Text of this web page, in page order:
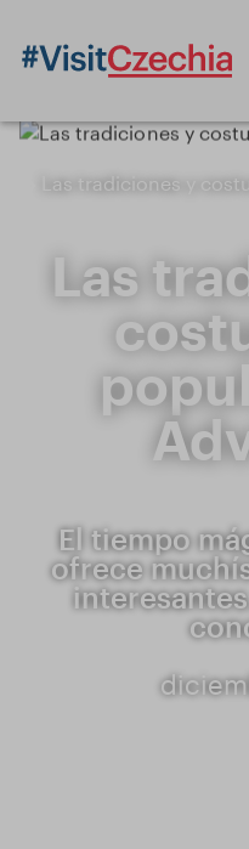
Las tradiciones y
Las
El tiempo
ofrece